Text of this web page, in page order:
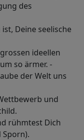
des
Deine seelische
ideellen
so ärmer. -
der Welt uns
und
rühmtest Dich
Sporn).